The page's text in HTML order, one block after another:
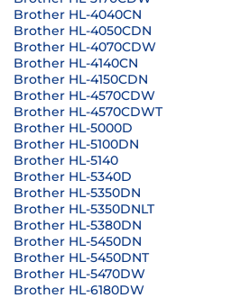
Brother HL-4040CN
Brother HL-4050CDN
Brother HL-4070CDW
Brother HL-4140CN
Brother HL-4150CDN
Brother HL-4570CDW
Brother HL-4570CDWT
Brother HL-5000D
Brother HL-5100DN
Brother HL-5140
Brother HL-5340D
Brother HL-5350DN
Brother HL-5350DNLT
Brother HL-5380DN
Brother HL-5450DN
Brother HL-5450DNT
Brother HL-5470DW
Brother HL-6180DW